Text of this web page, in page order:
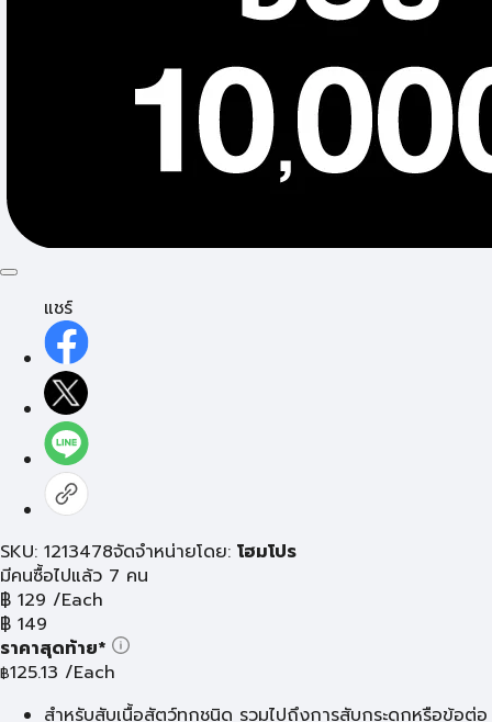
แชร์
SKU: 1213478จัดจำหน่ายโดย: โฮมโปร
มีคนซื้อไปแล้ว 7 คน
฿ 129 /Each
฿ 149
ราคาสุดท้าย*
฿125.13 /Each
สำหรับสับเนื้อสัตว์ทุกชนิด รวมไปถึงการสับกระดูกหรือข้อต่อ